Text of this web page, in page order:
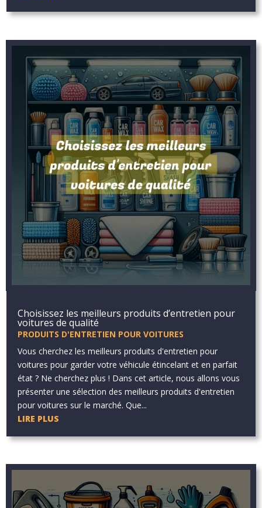
Choisissez les meilleurs produits d’entretien pour
voitures de qualité
PRODUITS D'ENTRETIEN POUR VOITURES
Vous cherchez les meilleurs produits d'entretien pour
voitures pour garder votre véhicule étincelant et en parfait
état ? Ne cherchez plus ! Dans cet article, nous allons vous
présenter une sélection des meilleurs produits d'entretien
pour voitures sur le marché. Que...
LIRE PLUS